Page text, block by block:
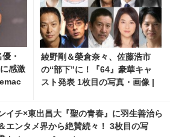
・
感激
綾野剛＆榮倉奈々、佐藤浩市
の“部下”に！『64』豪華キャ
スト発表 1枚目の写真・画像 |
イチ×東出昌大『聖の青春』に羽生善治ら
エンタメ界から絶賛続々！ 3枚目の写